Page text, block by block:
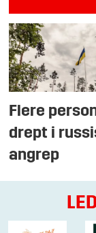
Flere
drept i
angrep